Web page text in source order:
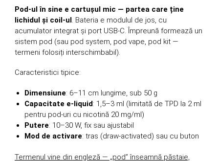
Pod-ul în sine e cartușul mic — partea care ține
lichidul și coil-ul. Bateria e modulul de jos, cu
acumulator integrat și port USB-C. Împreună formează un
sistem pod (sau pod system, pod vape, pod kit —
termeni folosiți interschimbabil).
Caracteristici tipice:
Dimensiune: 6–11 cm lungime, sub 50 g
Capacitate e-liquid: 1,5–3 ml (limitată de TPD la 2 ml
pentru pod-uri cu nicotină 20 mg/ml)
Putere: 10–30 W, fix sau ajustabil
Mod de activare: tras (draw-activated) sau cu buton
Termenul vine din engleză — „pod” înseamnă păstaie,